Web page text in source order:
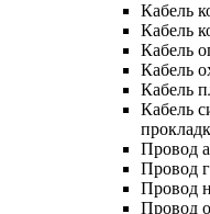
Кабель
Кабель
Кабель
Кабель
Кабель
Кабель
Провод
Провод
Провод
Провод